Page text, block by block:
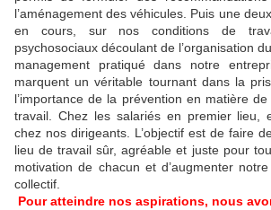
l’aménagement des véhicules. Puis une
en cours, sur nos conditions de
psychosociaux découlant de l’organisation
management pratiqué dans notre
marquent un véritable tournant dans la
l’importance de la prévention en matière
travail. Chez les salariés en premier lieu,
chez nos dirigeants. L’objectif est de faire
lieu de travail sûr, agréable et juste pour
motivation de chacun et d’augmenter
collectif.
Pour atteindre nos aspirations, nous